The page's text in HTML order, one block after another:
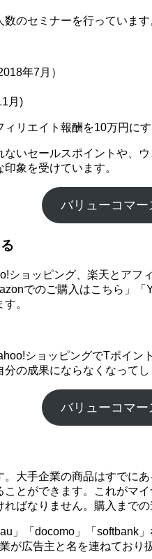
のセミナーを行っていま
年7月）
月)
リエイト報酬を10万円に
いセールスポイントや、
象を受けています。
バリューコマー
ョッピング、楽天とア
でのご購入はこちら」
。
ショッピングでTポイ
の成果にならなくなって
バリューコマー
大手企業の商品はすでに
とができます。これがマ
ばなりません。購入まで
」「docomo」「softbank
が広告主と名を連ねており